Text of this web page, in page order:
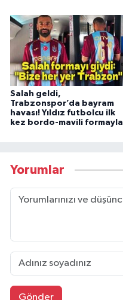
Salah geldi,
Trabzonspor’da bayram
havası! Yıldız futbolcu ilk
kez bordo-mavili formayla
Yorumlar
Gönder